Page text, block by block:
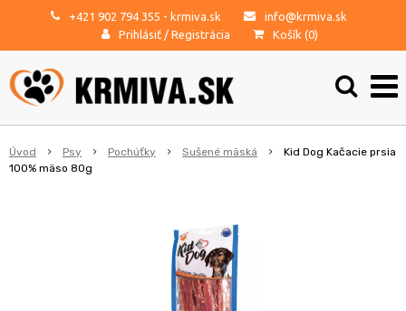
+421 902 794 355 - krmiva.sk
info@krmiva.sk
Prihlásiť / Registrácia Košík (0)
Úvod Psy Pochúťky Sušené mäská
Kid Dog Kačacie prsia
100% mäso 80g